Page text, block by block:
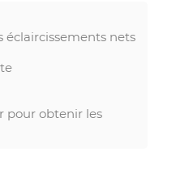
éclaircissements nets
pour obtenir les